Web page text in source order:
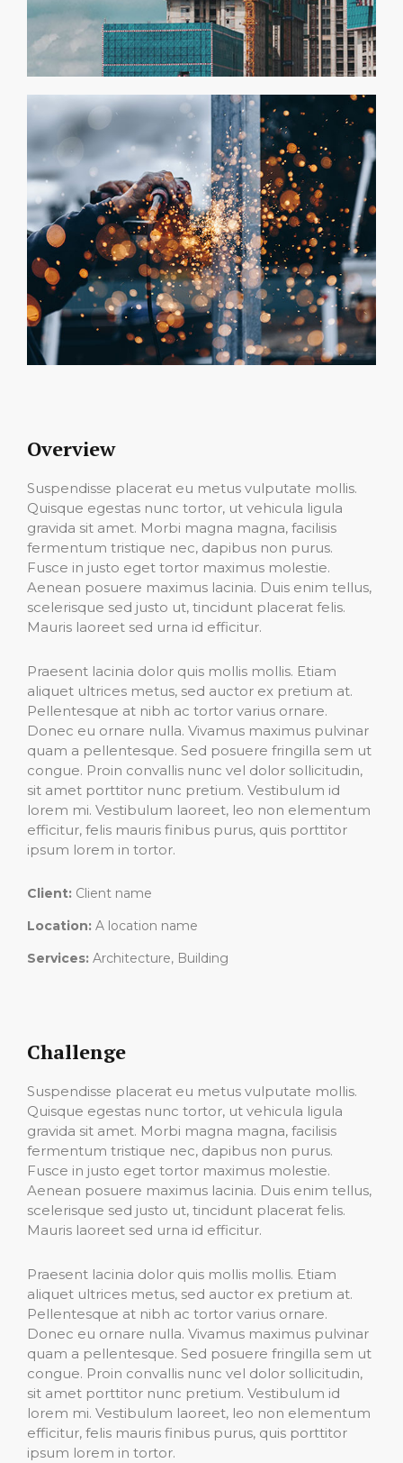
Overview
Suspendisse placerat eu metus vulputate mollis.
Quisque egestas nunc tortor, ut vehicula ligula
gravida sit amet. Morbi magna magna, facilisis
fermentum tristique nec, dapibus non purus.
Fusce in justo eget tortor maximus molestie.
Aenean posuere maximus lacinia. Duis enim tellus,
scelerisque sed justo ut, tincidunt placerat felis.
Mauris laoreet sed urna id efficitur.
Praesent lacinia dolor quis mollis mollis. Etiam
aliquet ultrices metus, sed auctor ex pretium at.
Pellentesque at nibh ac tortor varius ornare.
Donec eu ornare nulla. Vivamus maximus pulvinar
quam a pellentesque. Sed posuere fringilla sem ut
congue. Proin convallis nunc vel dolor sollicitudin,
sit amet porttitor nunc pretium. Vestibulum id
lorem mi. Vestibulum laoreet, leo non elementum
efficitur, felis mauris finibus purus, quis porttitor
ipsum lorem in tortor.
Client: Client name
Location: A location name
Services: Architecture, Building
Challenge
Suspendisse placerat eu metus vulputate mollis.
Quisque egestas nunc tortor, ut vehicula ligula
gravida sit amet. Morbi magna magna, facilisis
fermentum tristique nec, dapibus non purus.
Fusce in justo eget tortor maximus molestie.
Aenean posuere maximus lacinia. Duis enim tellus,
scelerisque sed justo ut, tincidunt placerat felis.
Mauris laoreet sed urna id efficitur.
Praesent lacinia dolor quis mollis mollis. Etiam
aliquet ultrices metus, sed auctor ex pretium at.
Pellentesque at nibh ac tortor varius ornare.
Donec eu ornare nulla. Vivamus maximus pulvinar
quam a pellentesque. Sed posuere fringilla sem ut
congue. Proin convallis nunc vel dolor sollicitudin,
sit amet porttitor nunc pretium. Vestibulum id
lorem mi. Vestibulum laoreet, leo non elementum
efficitur, felis mauris finibus purus, quis porttitor
ipsum lorem in tortor.